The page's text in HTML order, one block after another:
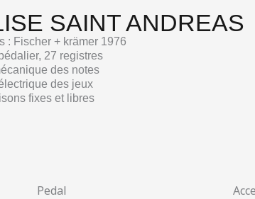
SAINT ANDREAS
: Fischer + krämer 1976
27 registres
des notes
des jeux
fixes et libres
Pedal